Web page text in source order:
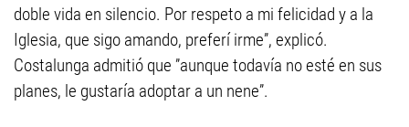
doble vida en silencio. Por respeto a mi felicidad y a la
Iglesia, que sigo amando, preferí irme”, explicó.
Costalunga admitió que ”aunque todavía no esté en sus
planes, le gustaría adoptar a un nene”.